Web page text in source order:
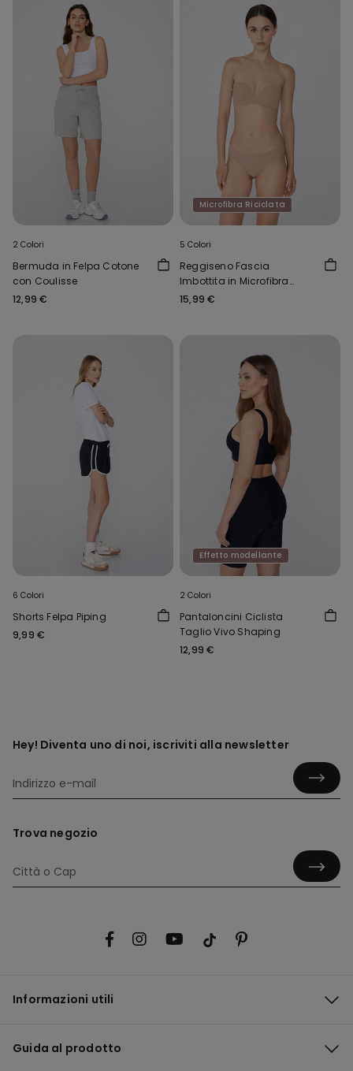
2 Colori
Bermuda in Felpa Cotone
con Coulisse
12,99 €
Microfibra Riciclata
5 Colori
Reggiseno Fascia
Imbottita in Microfibra
Riciclata New York
15,99 €
6 Colori
Shorts Felpa Piping
9,99 €
Effetto modellante
2 Colori
Pantaloncini Ciclista
Taglio Vivo Shaping
12,99 €
Hey! Diventa uno di noi, iscriviti alla newsletter
Trova negozio
Informazioni utili
Guida al prodotto